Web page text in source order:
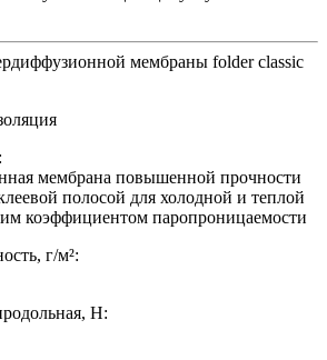
мембраны folder classic
мембрана повышенной прочности
полосой для холодной и теплой
коэффициентом паропроницаемости
г/м²:
Н: